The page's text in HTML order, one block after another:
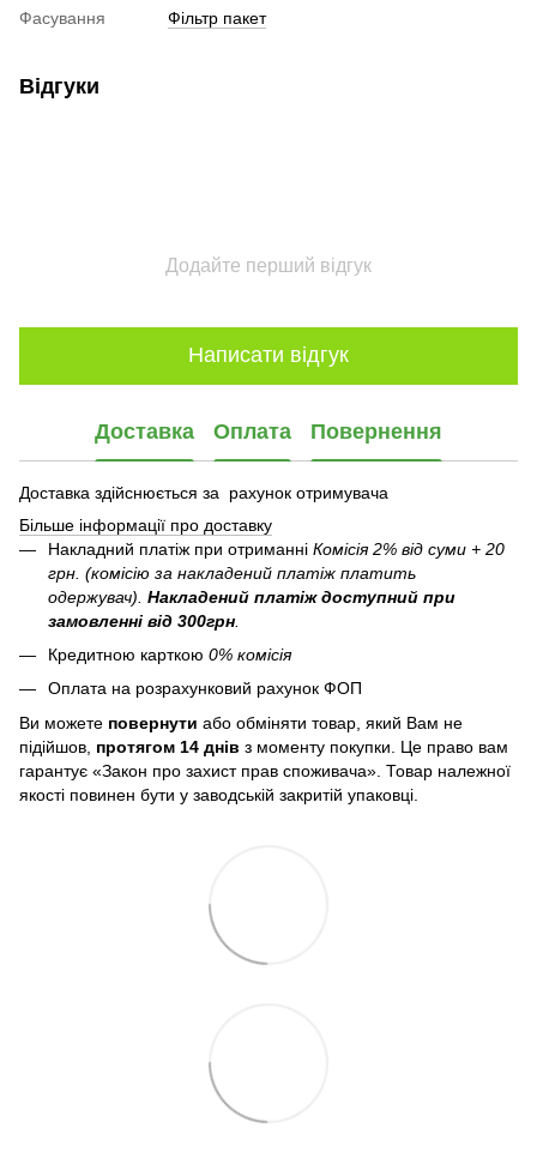
Фасування Фільтр пакет
Відгуки
Додайте перший відгук
Написати відгук
Доставка Оплата Повернення
Доставка здійснюється за рахунок отримувача
Більше інформації про доставку
Накладний платіж при отриманні Комісія 2% від суми + 20
грн. (комісію за накладений платіж платить
одержувач). Накладений платіж доступний при
замовленні від 300грн
Кредитною карткою 0% комісія
Оплата на розрахунковий рахунок ФОП
Ви можете повернути або обміняти товар, який Вам не
підійшов, протягом 14 днів з моменту покупки. Це право вам
гарантує «Закон про захист прав споживача». Товар належної
якості повинен бути у заводській закритій упаковці.